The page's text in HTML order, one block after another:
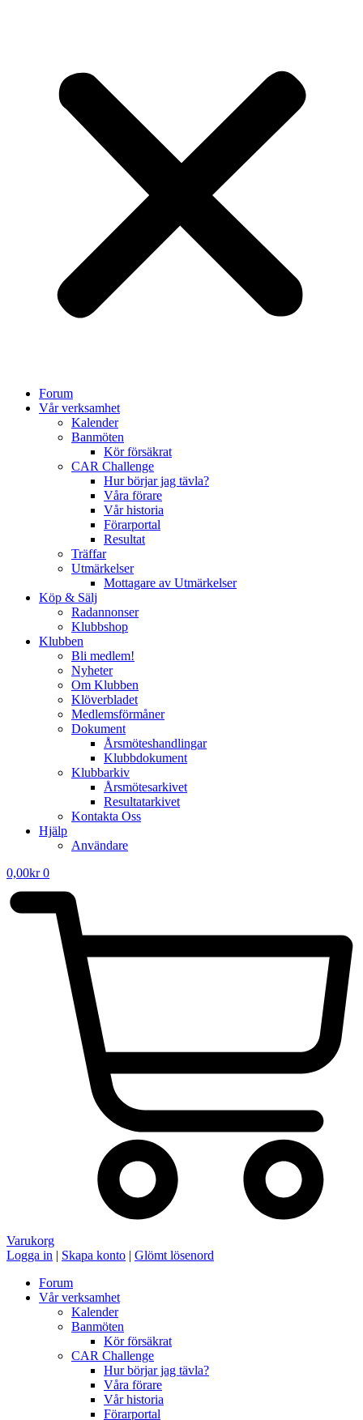
Forum
Vår verksamhet
Kalender
Banmöten
Kör försäkrat
CAR Challenge
Hur börjar jag tävla?
Våra förare
Vår historia
Förarportal
Resultat
Träffar
Utmärkelser
Mottagare av Utmärkelser
Köp & Sälj
Radannonser
Klubbshop
Klubben
Bli medlem!
Nyheter
Om Klubben
Klöverbladet
Medlemsförmåner
Dokument
Årsmöteshandlingar
Klubbdokument
Klubbarkiv
Årsmötesarkivet
Resultatarkivet
Kontakta Oss
Hjälp
Användare
0,00kr 0
Varukorg
Logga in | Skapa konto | Glömt lösenord
Forum
Vår verksamhet
Kalender
Banmöten
Kör försäkrat
CAR Challenge
Hur börjar jag tävla?
Våra förare
Vår historia
Förarportal